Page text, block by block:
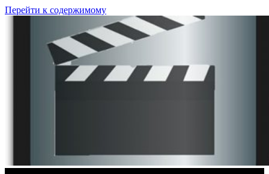
Перейти к содержимому